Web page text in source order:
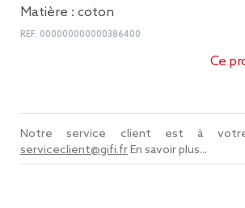
Matière : coton
REF. 000000000000386400
Ce
Notre service client est à
serviceclient@gifi.frEn savoir plus...